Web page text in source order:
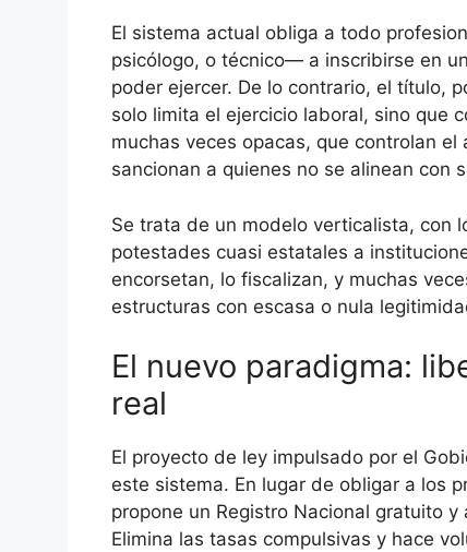
El sistema actual obliga a todo
psicólogo, o técnico— a inscribirse en
poder ejercer. De lo contrario, el título,
solo limita el ejercicio laboral, sino que
muchas veces opacas, que controlan
sancionan a quienes no se alinean con
Se trata de un modelo verticalista, con
potestades cuasi estatales a
encorsetan, lo fiscalizan, y muchas
estructuras con escasa o nula
El nuevo paradigma:
real
El proyecto de ley impulsado por el
este sistema. En lugar de obligar a los
propone un Registro Nacional gratuito
Elimina las tasas compulsivas y hace